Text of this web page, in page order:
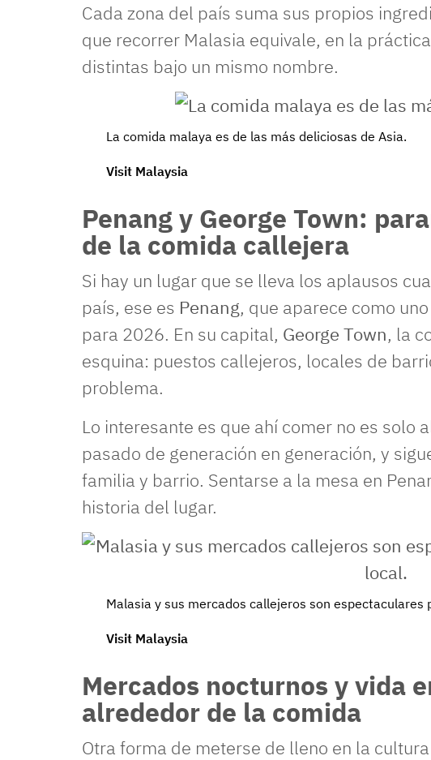
Cada zona del país suma sus propios
que recorrer Malasia equivale, en la
distintas bajo un mismo nombre.
La comida malaya es de las más deliciosas de Asia.
Visit Malaysia
Penang y George Town:
de la comida callejera
Si hay un lugar que se lleva los aplausos
país, ese es Penang, que aparece como
para 2026. En su capital, George Town, la
esquina: puestos callejeros, locales de
problema.
Lo interesante es que ahí comer no es solo
pasado de generación en generación, y
familia y barrio. Sentarse a la mesa en
historia del lugar.
Malasia y sus mercados callejeros son espectaculares
Visit Malaysia
Mercados nocturnos y vida
alrededor de la comida
Otra forma de meterse de lleno en la